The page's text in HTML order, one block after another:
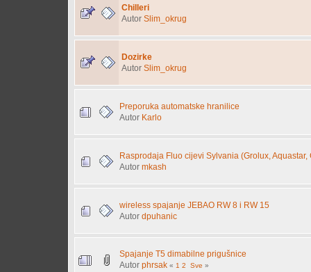
Chilleri
Autor Slim_okrug
Dozirke
Autor Slim_okrug
Preporuka automatske hranilice
Autor Karlo
Rasprodaja Fluo cijevi Sylvania (Grolux, Aquastar,
Autor mkash
wireless spajanje JEBAO RW 8 i RW 15
Autor dpuhanic
Spajanje T5 dimabilne prigušnice
Autor phrsak « 1 2 Sve »